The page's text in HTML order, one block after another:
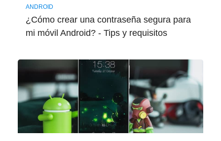
ANDROID
¿Cómo crear una contraseña segura para
mi móvil Android? - Tips y requisitos